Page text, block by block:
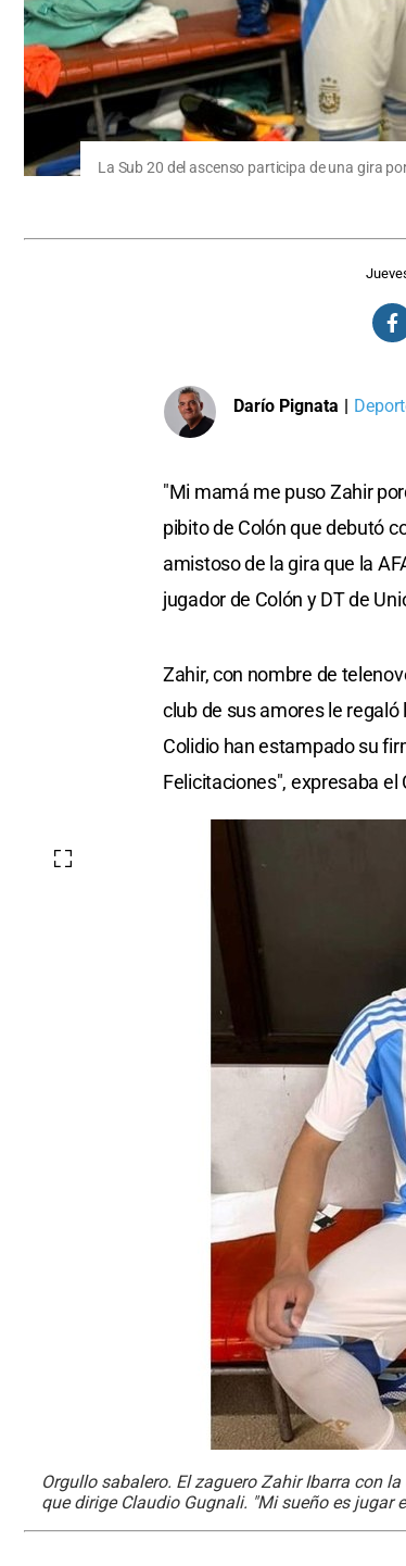
La Sub 20 del ascenso participa de una gira
Darío Pignata |
"Mi mamá me puso Zahir
pibito de Colón que debutó
amistoso de la gira que la
jugador de Colón y DT de
Zahir, con nombre de
club de sus amores le regaló
Colidio han estampado su
Felicitaciones", expresaba
Orgullo sabalero. El zaguero Zahir Ibarra con
que dirige Claudio Gugnali. "Mi sueño es jugar